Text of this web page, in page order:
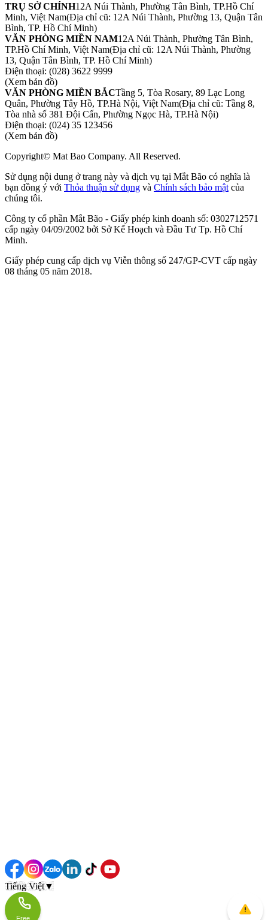
TRỤ SỞ CHÍNH12A Núi Thành, Phường Tân Bình, TP.Hồ Chí
Minh, Việt Nam(Địa chỉ cũ: 12A Núi Thành, Phường 13, Quận Tân
Bình, TP. Hồ Chí Minh)
VĂN PHÒNG MIỀN NAM12A Núi Thành, Phường Tân Bình,
TP.Hồ Chí Minh, Việt Nam(Địa chỉ cũ: 12A Núi Thành, Phường
13, Quận Tân Bình, TP. Hồ Chí Minh)
Điện thoại: (028) 3622 9999
(Xem bản đồ)
VĂN PHÒNG MIỀN BẮCTầng 5, Tòa Rosary, 89 Lạc Long
Quân, Phường Tây Hồ, TP.Hà Nội, Việt Nam(Địa chỉ cũ: Tầng 8,
Tòa nhà số 381 Đội Cấn, Phường Ngọc Hà, TP.Hà Nội)
Điện thoại: (024) 35 123456
(Xem bản đồ)
Copyright© Mat Bao Company. All Reserved.
Sử dụng nội dung ở trang này và dịch vụ tại Mắt Bão có nghĩa là
bạn đồng ý với Thỏa thuận sử dụng và Chính sách bảo mật của
chúng tôi.
Công ty cổ phần Mắt Bão - Giấy phép kinh doanh số: 0302712571
cấp ngày 04/09/2002 bởi Sở Kế Hoạch và Đầu Tư Tp. Hồ Chí
Minh.
Giấy phép cung cấp dịch vụ Viễn thông số 247/GP-CVT cấp ngày
08 tháng 05 năm 2018.
Tiếng Việt▼
Free